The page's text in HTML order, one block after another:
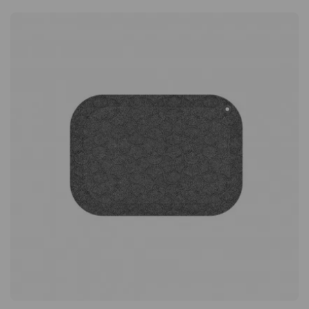
Personen standhält. Spezifikation Sitz und Schaukelfunktion
Sattelförmiger Sitz Sitz- und Rückenwinkel können separat
eingestellt werden Verstellbare Sitzhöhe (56,5-81 cm) Stoff
Select (85% New Zealand Wolle, 15% Polyamid) Fußkreuz
und Gasfeder Räder für harte Böden (ø50 mm) Durchmesser
Fußkreuz: 59 cm. Durchmesser Fußring: 45,5 cm - optional!
Zertifikate EPD ISO 14025 GREENGUARD GoldRH Support
4501 ist ein ergonomischer Sattelstuhl, der aktives Sitzen